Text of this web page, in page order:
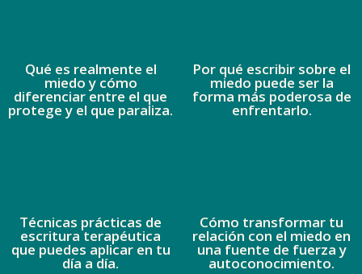
Qué es realmente el
miedo y cómo
diferenciar entre el que
protege y el que paraliza.
Por qué escribir sobre el
miedo puede ser la
forma más poderosa de
enfrentarlo.
Técnicas prácticas de
escritura terapéutica
que puedes aplicar en tu
día a día.
Cómo transformar tu
relación con el miedo en
una fuente de fuerza y
autoconocimiento.